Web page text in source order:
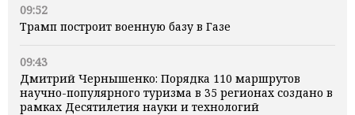
09:52
Трамп построит военную базу в Газе
09:43
Дмитрий Чернышенко: Порядка 110 маршрутов
научно-популярного туризма в 35 регионах создано в
рамках Десятилетия науки и технологий